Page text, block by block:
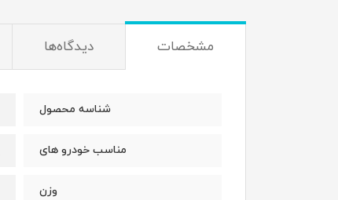
مشخصات دیدگاه‌ها
شناسه محصول
مناسب خودرو های
وزن